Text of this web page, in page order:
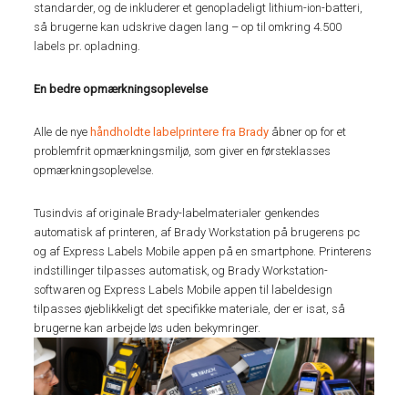
standarder, og de inkluderer et genopladeligt lithium-ion-batteri,
så brugerne kan udskrive dagen lang – op til omkring 4.500
labels pr. opladning.
En bedre opmærkningsoplevelse
Alle de nye håndholdte labelprintere fra Brady åbner op for et
problemfrit opmærkningsmiljø, som giver en førsteklasses
opmærkningsoplevelse.
Tusindvis af originale Brady-labelmaterialer genkendes
automatisk af printeren, af Brady Workstation på brugerens pc
og af Express Labels Mobile appen på en smartphone. Printerens
indstillinger tilpasses automatisk, og Brady Workstation-
softwaren og Express Labels Mobile appen til labeldesign
tilpasses øjeblikkeligt det specifikke materiale, der er isat, så
brugerne kan arbejde løs uden bekymringer.